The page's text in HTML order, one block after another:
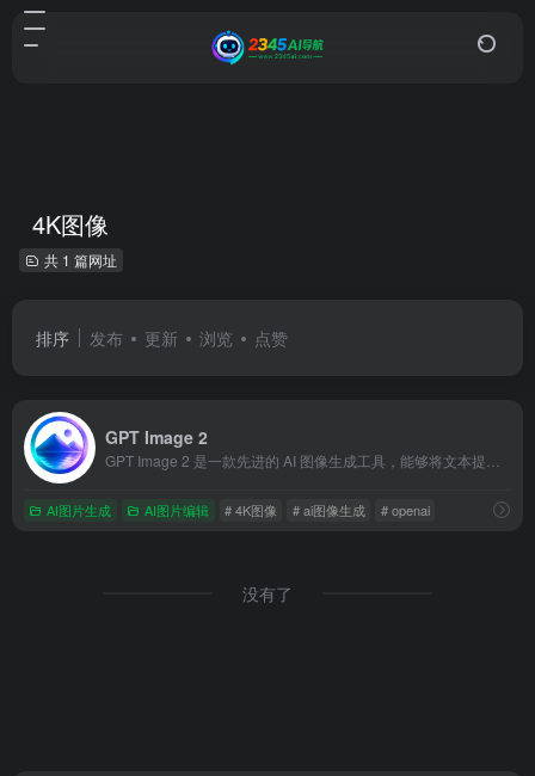
4K图像
共 1 篇网址
排序 发布 更新 浏览 点赞
GPT Image 2
AI图片生成 AI图片编辑 # 4K图像 # ai图像生成 # openai
没有了